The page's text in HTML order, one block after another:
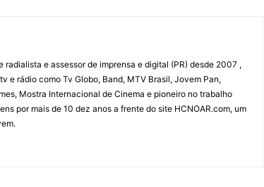
radialista e assessor de imprensa e digital (PR) desde 2007 ,
e rádio como Tv Globo, Band, MTV Brasil, Jovem Pan,
Mostra Internacional de Cinema e pioneiro no trabalho
por mais de 10 dez anos a frente do site HCNOAR.com, um